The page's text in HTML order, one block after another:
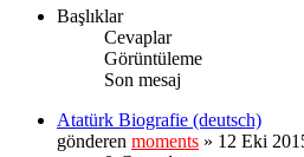
Başlıklar
Cevaplar
Görüntüleme
Son mesaj
Atatürk Biografie (deutsch)
gönderen moments » 12 Eki